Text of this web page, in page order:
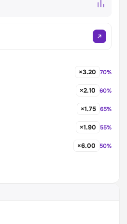
×3.20 70%
×2.10 60%
×1.75 65%
×1.90 55%
×6.00 50%